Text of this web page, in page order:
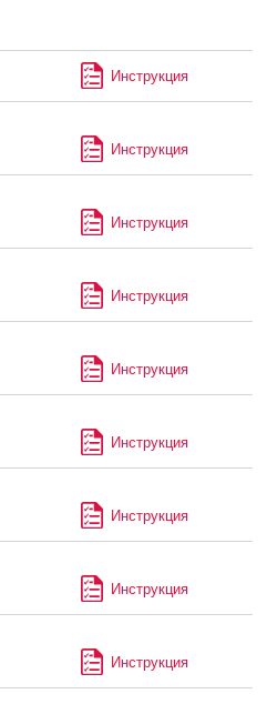
Инструкция
Инструкция
Инструкция
Инструкция
Инструкция
Инструкция
Инструкция
Инструкция
Инструкция